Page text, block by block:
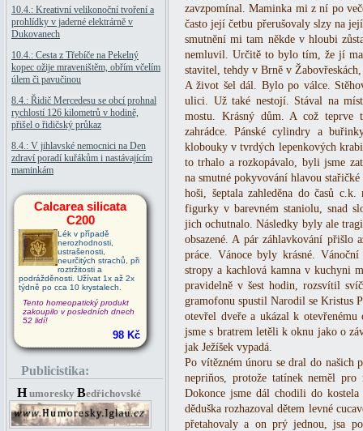
10.4.: Kreativní velikonoční tvoření a
prohlídky v jaderné elektrárně v
Dukovanech
10.4.: Cesta z Třebíče na Pekelný
kopec ožije mraveništěm, obřím včelím
úlem či pavučinou
8.4.: Řidič Mercedesu se obcí prohnal
rychlostí 126 kilometrů v hodině,
přišel o řidičský průkaz
8.4.: V jihlavské nemocnici na Den
zdraví poradí kuřákům i nastávajícím
maminkám
Calcarea silicata
C200
Lék v případě
nerozhodnosti,
ustrašenosti,
neurčitých strachů, při
roztržitosti a
podrážděnosti. Užívat 1x až 2x
týdně po cca 10 krystalech.
Tento homeopatický produkt
zakoupilo v posledních dnech
52 lidí!
98 Kč
Publicistika:
H umoresky Bedřichovské
zavzpomínal. Maminka mi z ní po
často její četbu přerušovaly slzy na
smutnění mi tam někde v hloubi
nemluvil. Určitě to bylo tím, že jí
stavitel, tehdy v Brně v
A život šel dál. Bylo po válce.
ulici. Už také nestojí. Stával na
mostu. Krásný dům. A což
zahrádce. Pánské cylindry a
klobouky v tvrdých lepenkových
to trhalo a rozkopávalo, byli jsme
na smutné pokyvování hlavou
hoši, šeptala zahleděna do časů
figurky v barevném staniolu, snad
jich ochutnalo. Následky byly ale
obsazené. A pár záhlavkování
práce. Vánoce byly krásné.
stropy a kachlová kamna v kuchyni
pravidelně v šest hodin, rozsvítil
gramofonu spustil Narodil se Kristus
otevřel dveře a ukázal k
jsme s bratrem letěli k oknu jako o
jak Ježíšek vypadá.
Po vítězném únoru se dral do našich
nepriňos, protože tatínek neměl
Dokonce jsme dál chodili do
děduška rozhazoval dětem levné
přetahovaly a on prý jednou, jsa